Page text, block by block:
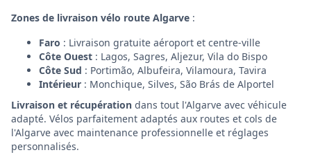
Zones de livraison vélo route Algarve :
Faro : Livraison gratuite aéroport et centre-ville
Côte Ouest : Lagos, Sagres, Aljezur, Vila do Bispo
Côte Sud : Portimão, Albufeira, Vilamoura, Tavira
Intérieur : Monchique, Silves, São Brás de Alportel
Livraison et récupération dans tout l'Algarve avec véhicule
adapté. Vélos parfaitement adaptés aux routes et cols de
l'Algarve avec maintenance professionnelle et réglages
personnalisés.